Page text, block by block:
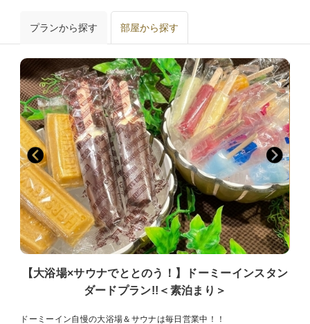
プランから探す 部屋から探す
【大浴場×サウナでととのう！】ドーミーインスタン
ダードプラン!!＜素泊まり＞
ドーミーイン自慢の大浴場＆サウナは毎日営業中！！